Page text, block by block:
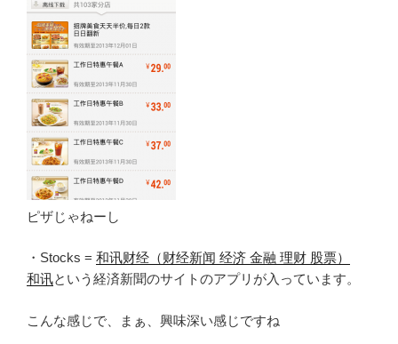
ピザじゃねーし
・Stocks = 和讯财经（财经新闻 经济 金融 理财 股票）
和讯という経済新聞のサイトのアプリが入っています。
こんな感じで、まぁ、興味深い感じですね